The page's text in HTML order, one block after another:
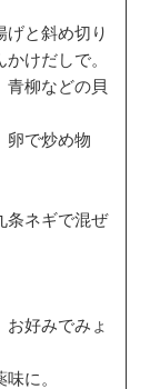
げと斜め切り
けだしで。
青柳などの貝
卵で炒め物
条ネギで混ぜ
お好みでみょ
に。